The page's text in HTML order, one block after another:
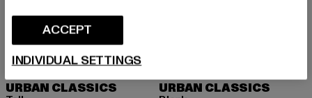
URBAN CLASSICS URBAN CLASSICS
ACCEPT
INDIVIDUAL SETTINGS